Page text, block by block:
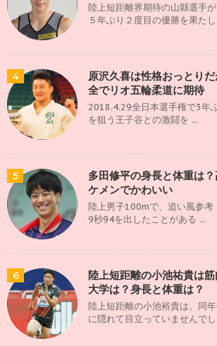
陸上短距離界期待の山縣選手
５年ぶり２度目の優勝を果た
4
原沢久喜は性格おっとり
全でリオ五輪柔道に期待
2018.4.29全日本選手権で3年
を狙う王子谷との激闘を ...
5
多田修平の身長と体重は
ケメンでかわいい
陸上男子100mで、追い風参考
9秒94を出したことがある ...
6
陸上短距離の小池祐貴は
大学は？身長と体重は？
陸上短距離の小池裕貴は、同
に隠れて目立っていませんで